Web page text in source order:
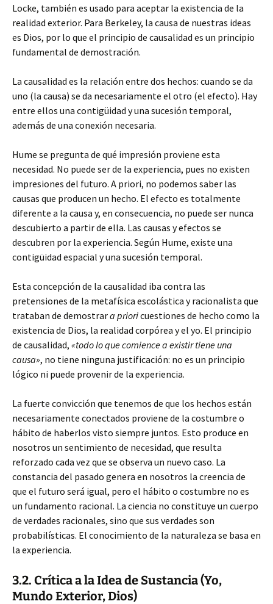
Locke, también es usado para aceptar la existencia de la
realidad exterior. Para Berkeley, la causa de nuestras ideas
es Dios, por lo que el principio de causalidad es un principio
fundamental de demostración.
La causalidad es la relación entre dos hechos: cuando se da
uno (la causa) se da necesariamente el otro (el efecto). Hay
entre ellos una contigüidad y una sucesión temporal,
además de una conexión necesaria.
Hume se pregunta de qué impresión proviene esta
necesidad. No puede ser de la experiencia, pues no existen
impresiones del futuro. A priori, no podemos saber las
causas que producen un hecho. El efecto es totalmente
diferente a la causa y, en consecuencia, no puede ser nunca
descubierto a partir de ella. Las causas y efectos se
descubren por la experiencia. Según Hume, existe una
contigüidad espacial y una sucesión temporal.
Esta concepción de la causalidad iba contra las
pretensiones de la metafísica escolástica y racionalista que
trataban de demostrara prioricuestiones de hecho como la
existencia de Dios, la realidad corpórea y el yo. El principio
de causalidad, «todo lo que comience a existir tiene una
causa», no tiene ninguna justificación: no es un principio
lógico ni puede provenir de la experiencia.
La fuerte convicción que tenemos de que los hechos están
necesariamente conectados proviene de la costumbre o
hábito de haberlos visto siempre juntos. Esto produce en
nosotros un sentimiento de necesidad, que resulta
reforzado cada vez que se observa un nuevo caso. La
constancia del pasado genera en nosotros la creencia de
que el futuro será igual, pero el hábito o costumbre no es
un fundamento racional. La ciencia no constituye un cuerpo
de verdades racionales, sino que sus verdades son
probabilísticas. El conocimiento de la naturaleza se basa en
la experiencia.
3.2. Crítica a la Idea de Sustancia (Yo,
Mundo Exterior, Dios)